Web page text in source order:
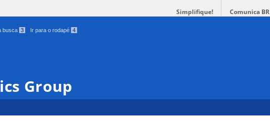
Simplifique! Comunica BR
busca 3 Ir para o rodapé 4
Group